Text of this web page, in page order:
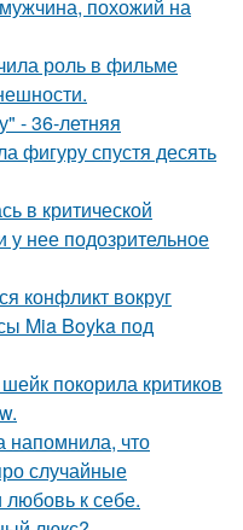
похожий на
роль в фильме
- 36-летняя
фигуру спустя десять
в критической
у нее подозрительное
конфликт вокруг
Mia Boyka под
покорила критиков
напомнила, что
случайные
любовь к себе.